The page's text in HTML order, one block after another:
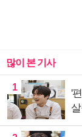
많이 본 기사
1
'